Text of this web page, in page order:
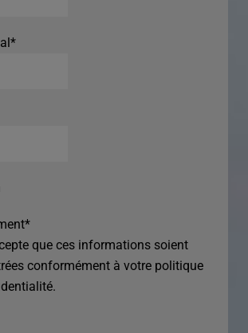
*
*
que ces informations soient
conformément à votre politique